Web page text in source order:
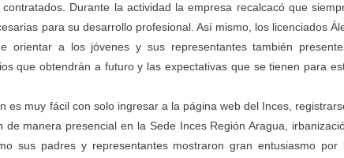
Durante la actividad la empresa recalcacó que
para su desarrollo profesional. Así mismo, los licenciados
orientar a los jóvenes y sus representantes también
que obtendrán a futuro y las expectativas que se tienen para
muy fácil con solo ingresar a la página web del Inces,
manera presencial en la Sede Inces Región Aragua,
sus padres y representantes mostraron gran entusiasmo por